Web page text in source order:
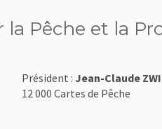
Pêche et la
Président : Jean-Claude
12 000 Cartes de Pêche